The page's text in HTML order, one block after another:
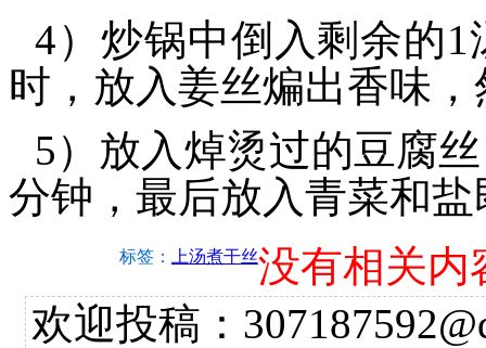
4）炒锅中倒入剩余的
时，放入姜丝煸出香味
5）放入焯烫过的豆腐
分钟，最后放入青菜和盐
标签： 上汤煮干丝没有相关内
欢迎投稿：